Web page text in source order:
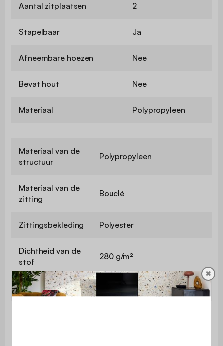
Aantal zitplaatsen 2
Stapelbaar Ja
Afneembare hoezen Nee
Bevat hout Nee
Materiaal Polypropyleen
Materiaal van de
structuur
Polypropyleen
Materiaal van de
zitting
Bouclé
Zittingsbekleding Polyester
Dichtheid van de
stof
280 g/m²
Zithoogte 46 cm
✖